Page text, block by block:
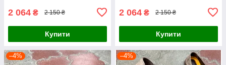
2 064 ₴ 2 150 ₴
Купити
2 064 ₴ 2 150 ₴
Купити
–4% –4%